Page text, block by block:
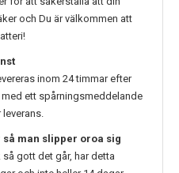
och Du är välkommen att
inom 24 timmar efter
ett spårningsmeddelande
man slipper oroa sig
gott det går, har detta